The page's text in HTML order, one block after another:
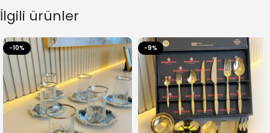
İlgili ürünler
-10% -9%